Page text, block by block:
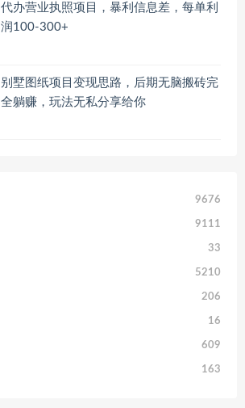
代办营业执照项目，暴利信息差，每单利
润100-300+
别墅图纸项目变现思路，后期无脑搬砖完
全躺赚，玩法无私分享给你
9676
9111
33
5210
206
16
609
163